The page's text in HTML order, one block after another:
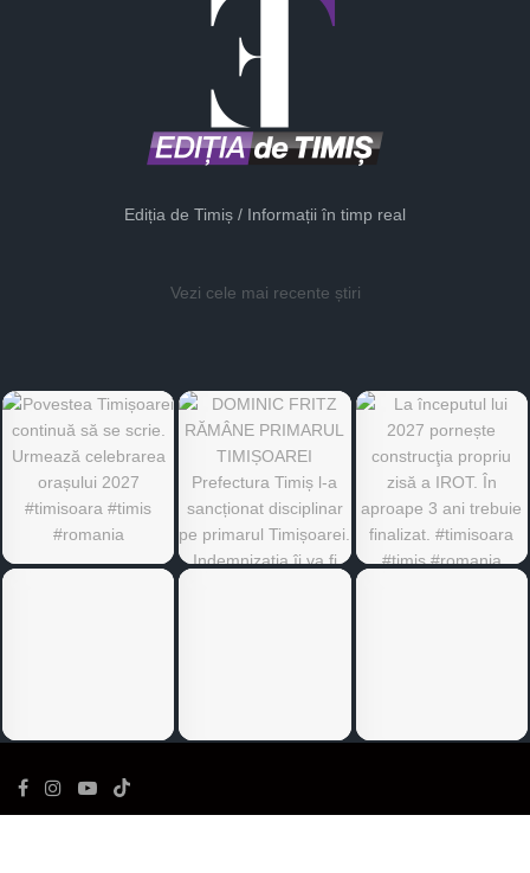
Ediția de Timiș / Informații în timp real
Vezi cele mai recente știri